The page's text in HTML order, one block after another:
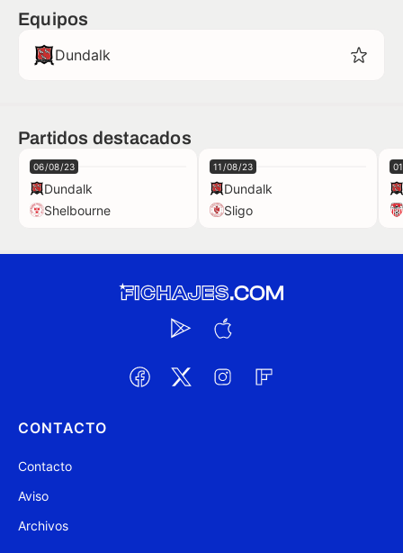
Equipos
Dundalk
Partidos destacados
06/08/23
Dundalk
Shelbourne
11/08/23
Dundalk
Sligo
CONTACTO
Contacto
Aviso
Archivos